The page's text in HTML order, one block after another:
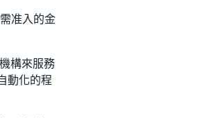
准入的金
構來服務
動化的程